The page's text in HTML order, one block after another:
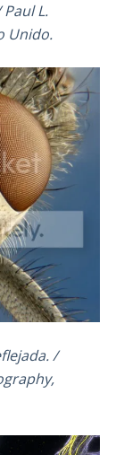
L.
Unido.
/